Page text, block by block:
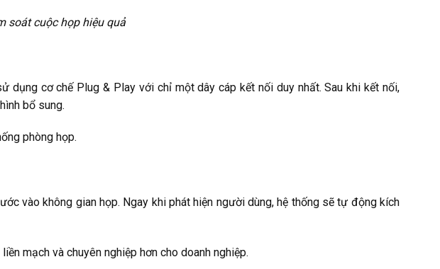
soát cuộc họp hiệu quả
cơ chế Plug & Play với chỉ một dây cáp kết nối duy nhất. Sau khi kết nối,
bổ sung.
phòng họp.
vào không gian họp. Ngay khi phát hiện người dùng, hệ thống sẽ tự động kích
mạch và chuyên nghiệp hơn cho doanh nghiệp.